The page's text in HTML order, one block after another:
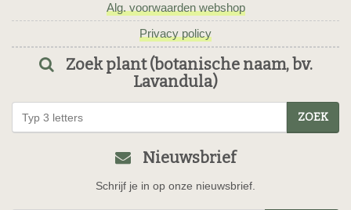
Alg. voorwaarden webshop
Privacy policy
Zoek plant (botanische naam, bv.
Lavandula)
ZOEK
Nieuwsbrief
Schrijf je in op onze nieuwsbrief.